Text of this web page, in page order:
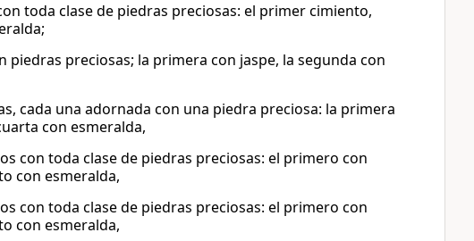
toda clase de piedras preciosas: el primer cimiento,
preciosas; la primera con jaspe, la segunda con
cada una adornada con una piedra preciosa: la primera
con esmeralda,
con toda clase de piedras preciosas: el primero con
con esmeralda,
con toda clase de piedras preciosas: el primero con
con esmeralda,